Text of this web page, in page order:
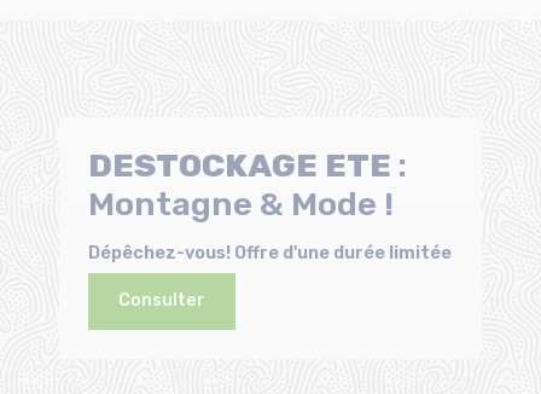
DESTOCKAGE ETE :
Montagne & Mode !
Dépêchez-vous! Offre d'une durée limitée
Consulter